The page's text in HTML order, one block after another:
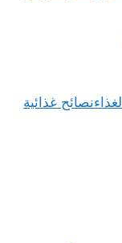
الغذاءنصائح غذائية